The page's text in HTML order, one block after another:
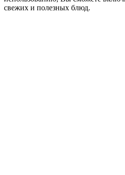
свежих и полезных блюд.